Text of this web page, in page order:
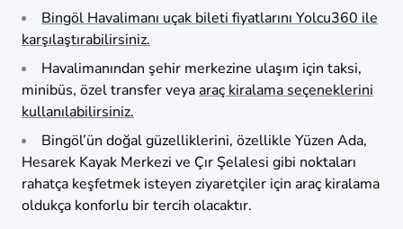
Bingöl Havalimanı uçak bileti fiyatlarını Yolcu360 ile
karşılaştırabilirsiniz.
Havalimanından şehir merkezine ulaşım için taksi,
minibüs, özel transfer veyaaraç kiralama seçeneklerini
kullanılabilirsiniz.
Bingöl’ün doğal güzelliklerini, özellikle Yüzen Ada,
Hesarek Kayak Merkezi ve Çır Şelalesi gibi noktaları
rahatça keşfetmek isteyen ziyaretçiler için araç kiralama
oldukça konforlu bir tercih olacaktır.